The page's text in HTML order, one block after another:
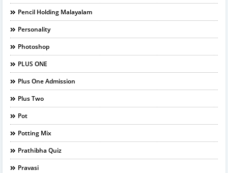
Pencil Holding Malayalam
Personality
Photoshop
PLUS ONE
Plus One Admission
Plus Two
Pot
Potting Mix
Prathibha Quiz
Pravasi